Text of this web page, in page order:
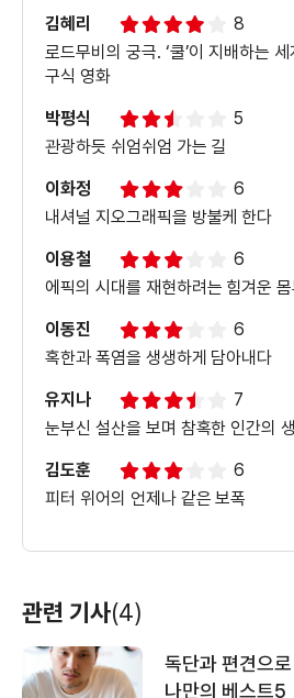
김혜리
8
로드무비의 궁극. ‘쿨’이 지배하는
구식 영화
박평식
5
관광하듯 쉬엄쉬엄 가는 길
이화정
6
내셔널 지오그래픽을 방불케 한다
이용철
6
에픽의 시대를 재현하려는 힘겨운 몸
이동진
6
혹한과 폭염을 생생하게 담아내다
유지나
7
눈부신 설산을 보며 참혹한 인간의
김도훈
6
피터 위어의 언제나 같은 보폭
관련 기사(4)
독단과 편견으
나만의 베스트5